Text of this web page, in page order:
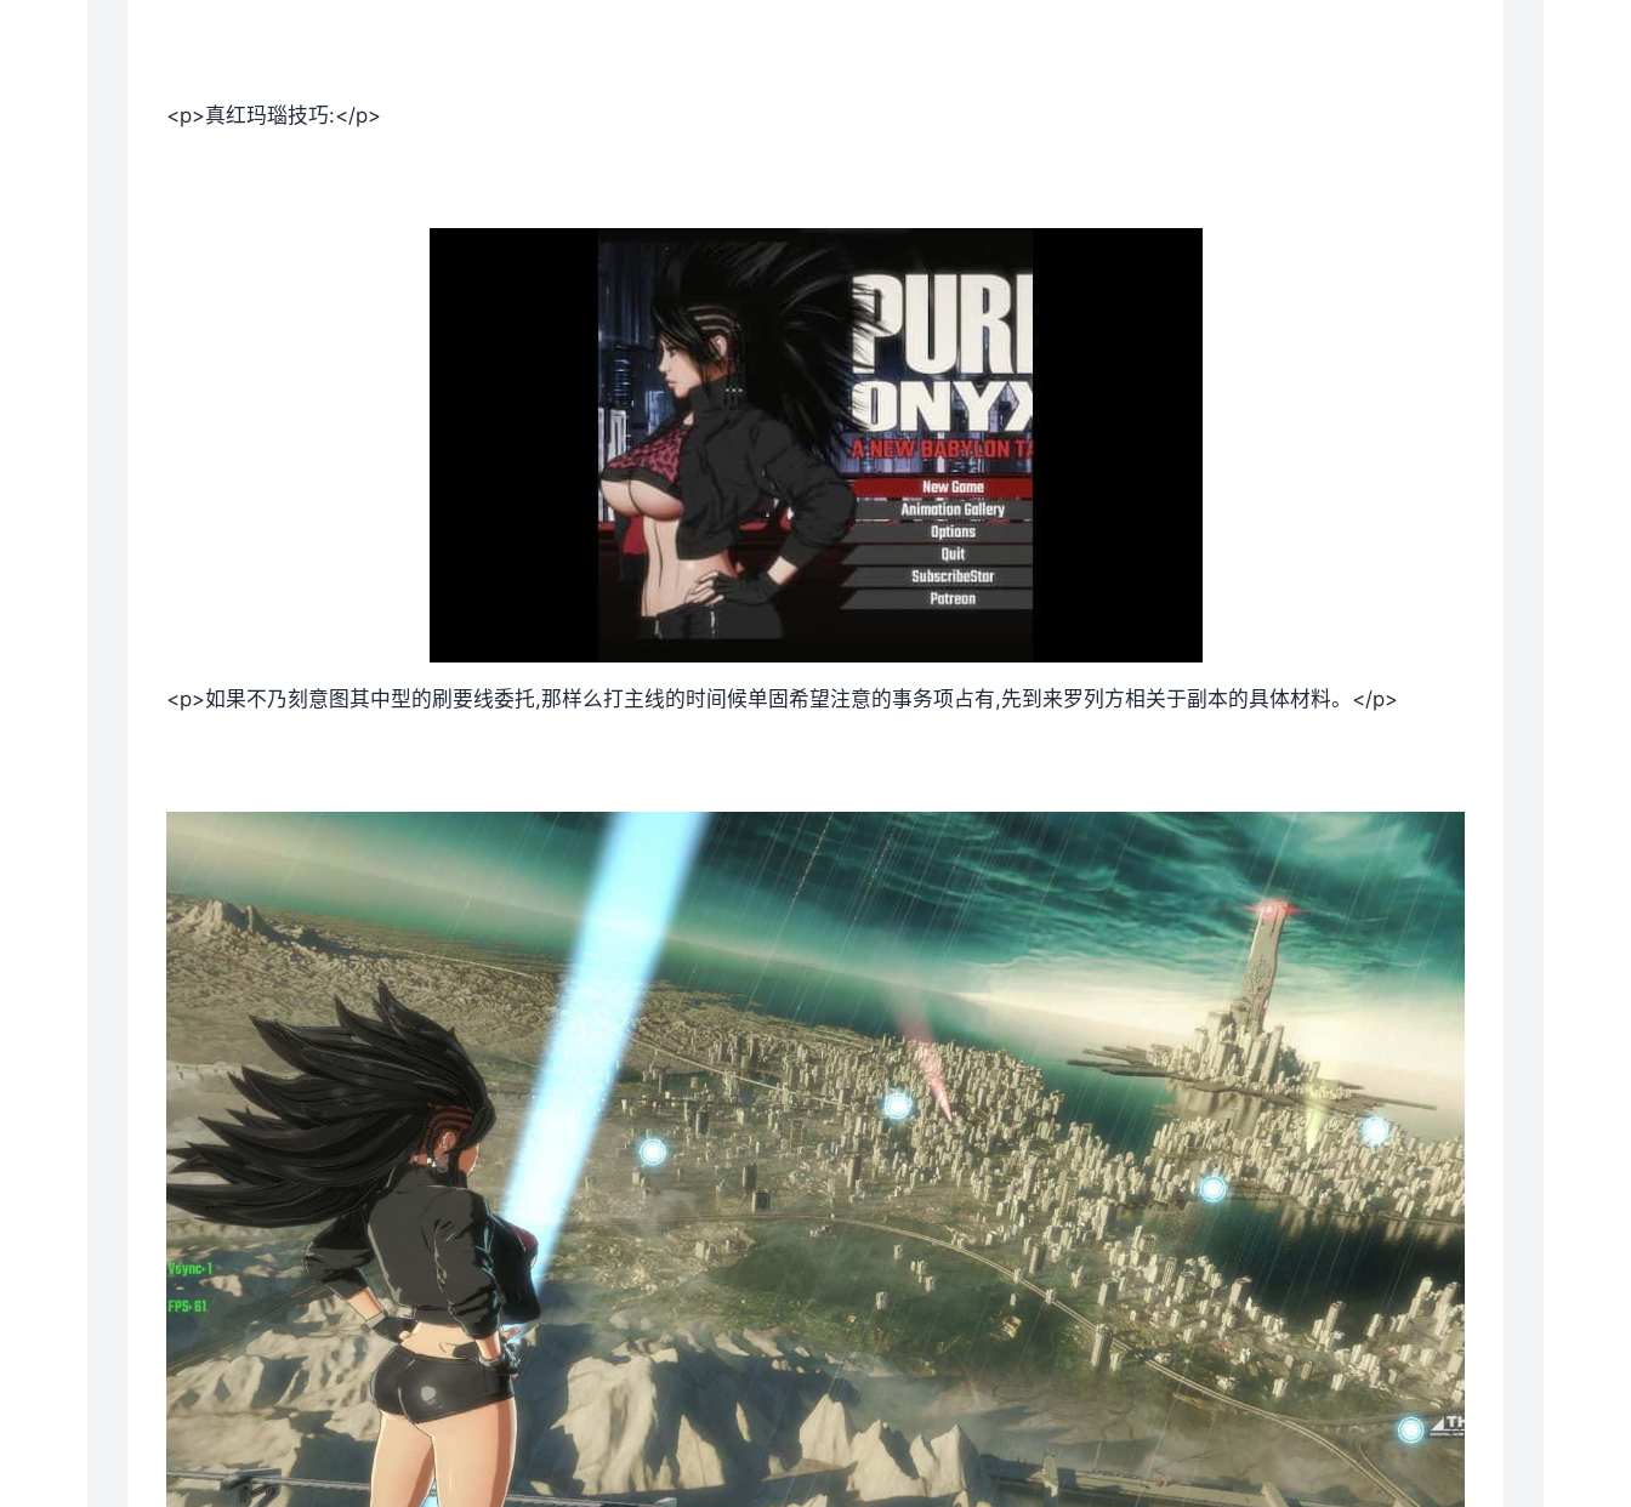
<p>真红玛瑙技巧:</p>
<p>如果不乃刻意图其中型的刷要线委托,那样么打主线的时间候单固希望注意的事务项占有,先到来罗列方相关于副本的具体材料。</p>